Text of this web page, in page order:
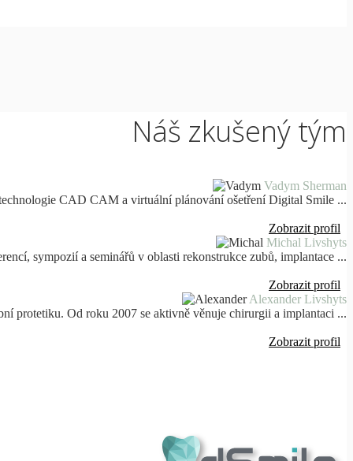
Náš zkušený tým
Vadym Sherman
CAD CAM a virtuální plánování ošetření Digital Smile ...
Zobrazit profil
Michal Livshyts
sympozií a seminářů v oblasti rekonstrukce zubů, implantace ...
Zobrazit profil
Alexander Livshyts
protetiku. Od roku 2007 se aktivně věnuje chirurgii a implantaci ...
Zobrazit profil